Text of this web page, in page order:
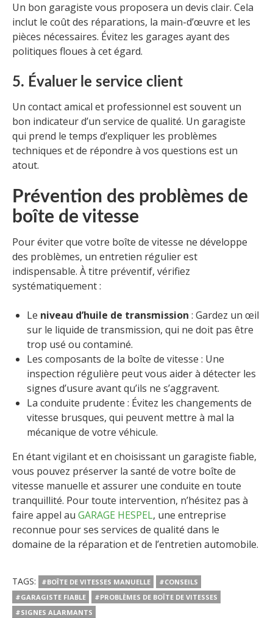
Un bon garagiste vous proposera un devis clair. Cela
inclut le coût des réparations, la main-d’œuvre et les
pièces nécessaires. Évitez les garages ayant des
politiques floues à cet égard.
5. Évaluer le service client
Un contact amical et professionnel est souvent un
bon indicateur d’un service de qualité. Un garagiste
qui prend le temps d’expliquer les problèmes
techniques et de répondre à vos questions est un
atout.
Prévention des problèmes de
boîte de vitesse
Pour éviter que votre boîte de vitesse ne développe
des problèmes, un entretien régulier est
indispensable. À titre préventif, vérifiez
systématiquement :
Le niveau d’huile de transmission : Gardez un œil
sur le liquide de transmission, qui ne doit pas être
trop usé ou contaminé.
Les composants de la boîte de vitesse : Une
inspection régulière peut vous aider à détecter les
signes d’usure avant qu’ils ne s’aggravent.
La conduite prudente : Évitez les changements de
vitesse brusques, qui peuvent mettre à mal la
mécanique de votre véhicule.
En étant vigilant et en choisissant un garagiste fiable,
vous pouvez préserver la santé de votre boîte de
vitesse manuelle et assurer une conduite en toute
tranquillité. Pour toute intervention, n’hésitez pas à
faire appel au GARAGE HESPEL, une entreprise
reconnue pour ses services de qualité dans le
domaine de la réparation et de l’entretien automobile.
TAGS: #BOÎTE DE VITESSES MANUELLE
#CONSEILS
#GARAGISTE FIABLE
#PROBLÈMES DE BOÎTE DE VITESSES
#SIGNES ALARMANTS